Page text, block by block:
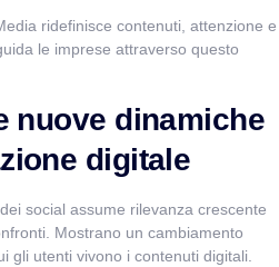
ridefinisce contenuti, attenzione e
le imprese attraverso questo
nuove dinamiche
digitale
social assume rilevanza crescente
Mostrano un cambiamento
gli utenti vivono i contenuti digitali.